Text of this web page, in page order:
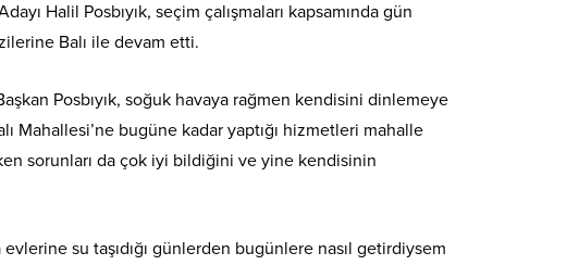
Halil Posbıyık, seçim çalışmaları kapsamında gün
Balı ile devam etti.
Posbıyık, soğuk havaya rağmen kendisini dinlemeye
Mahallesi’ne bugüne kadar yaptığı hizmetleri mahalle
sorunları da çok iyi bildiğini ve yine kendisinin
evlerine su taşıdığı günlerden bugünlere nasıl getirdiysem